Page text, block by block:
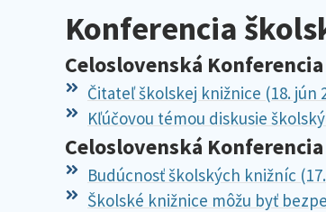
Konferencia
Celoslovenská
Čitateľ školskej knižnice (18. jún
Kľúčovou témou diskusie
Celoslovenská
Budúcnosť školských knižníc
Školské knižnice môžu byť